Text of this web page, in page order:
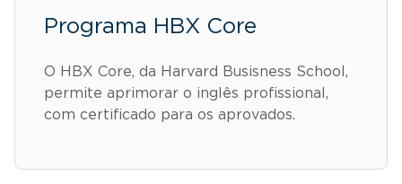
Programa HBX Core
O HBX Core, da Harvard Busisness School,
permite aprimorar o inglês profissional,
com certificado para os aprovados.